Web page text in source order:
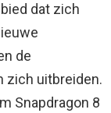
dat zich
de
zich uitbreiden.
Snapdragon 8